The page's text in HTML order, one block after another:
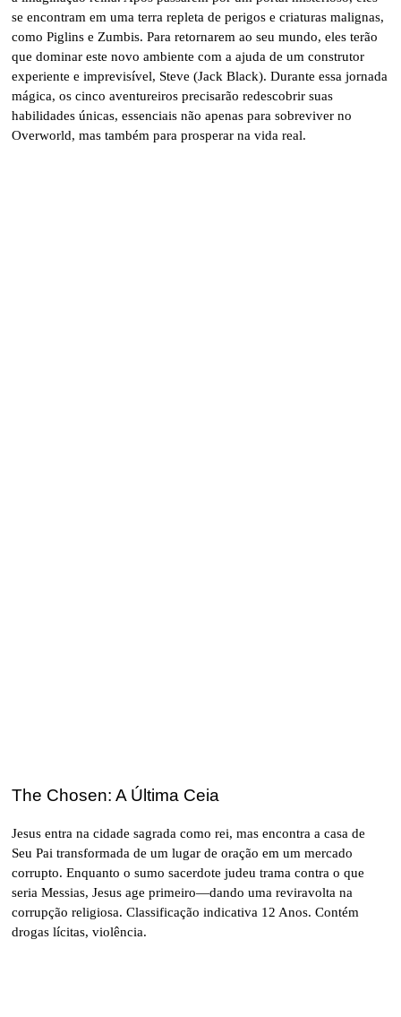
se encontram em uma terra repleta de perigos e criaturas malignas,
como Piglins e Zumbis. Para retornarem ao seu mundo, eles terão
que dominar este novo ambiente com a ajuda de um construtor
experiente e imprevisível, Steve (Jack Black). Durante essa jornada
mágica, os cinco aventureiros precisarão redescobrir suas
habilidades únicas, essenciais não apenas para sobreviver no
Overworld, mas também para prosperar na vida real.
The Chosen: A Última Ceia
Jesus entra na cidade sagrada como rei, mas encontra a casa de
Seu Pai transformada de um lugar de oração em um mercado
corrupto. Enquanto o sumo sacerdote judeu trama contra o que
seria Messias, Jesus age primeiro—dando uma reviravolta na
corrupção religiosa. Classificação indicativa 12 Anos. Contém
drogas lícitas, violência.